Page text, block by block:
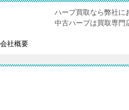
ハープ買取なら弊社に
中古ハープは買取専門
会社概要